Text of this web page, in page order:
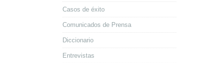
Casos de éxito
Comunicados de Prensa
Diccionario
Entrevistas